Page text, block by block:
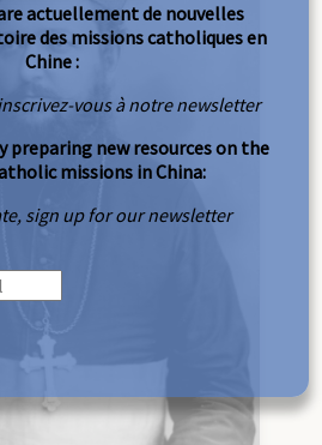
actuellement de nouvelles
des missions catholiques en
Chine :
vous à notre newsletter
preparing new resources on the
missions in China:
sign up for our newsletter